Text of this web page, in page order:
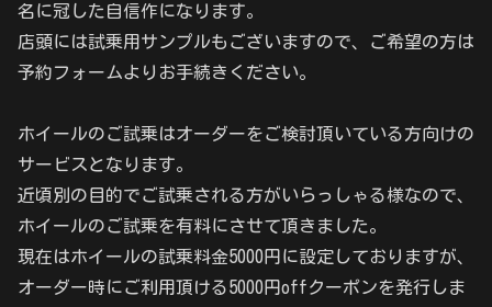
名に冠した自信作になります。
店頭には試乗用サンプルもございますので、ご希望の方は
予約フォームよりお手続きください。
ホイールのご試乗はオーダーをご検討頂いている方向けの
サービスとなります。
近頃別の目的でご試乗される方がいらっしゃる様なので、
ホイールのご試乗を有料にさせて頂きました。
現在はホイールの試乗料金5000円に設定しておりますが、
オーダー時にご利用頂ける5000円offクーポンを発行しま